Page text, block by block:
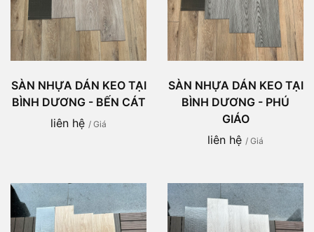
SÀN NHỰA DÁN KEO TẠI
BÌNH DƯƠNG - BẾN CÁT
liên hệ / Giá
SÀN NHỰA DÁN KEO TẠI
BÌNH DƯƠNG - PHÚ
GIÁO
liên hệ / Giá